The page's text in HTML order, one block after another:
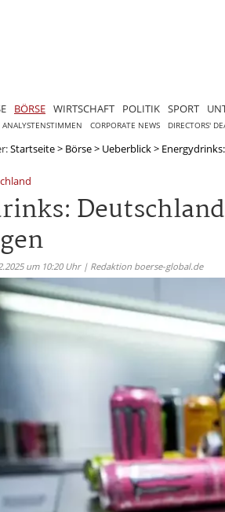
BÖRSE WIRTSCHAFT POLITIK SPORT
ANALYSTENSTIMMEN CORPORATE NEWS DIRECTORS'
Startseite> Börse> Ueberblick>
um 10:20 Uhr | Redaktion boerse-global.de